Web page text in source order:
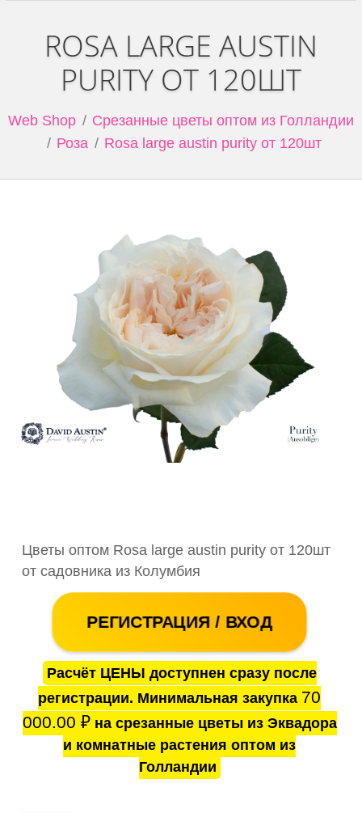
ROSA LARGE AUSTIN
PURITY ОТ 120ШТ
Web Shop
Срезанные цветы оптом из Голландии
Роза
Rosa large austin purity от 120шт
Цветы оптом Rosa large austin purity от 120шт
от садовника из Колумбия
РЕГИСТРАЦИЯ / ВХОД
Расчёт ЦЕНЫ доступнен сразу после
регистрации. Минимальная закупка 70
000.00 ₽на срезанные цветы из Эквадора
и комнатные растения оптом из
Голландии